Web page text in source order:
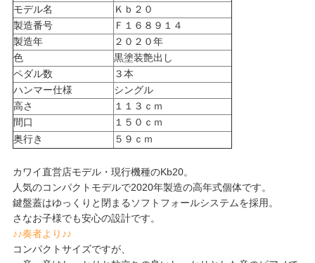
モデル名
Ｋｂ２０
製造番号
Ｆ１６８９１４
製造年
２０２０年
色
黒塗装艶出し
ペダル数
３本
ハンマー仕様
シングル
高さ
１１３ｃｍ
間口
１５０ｃｍ
奥行き
５９ｃｍ
カワイ直営店モデル・現行機種のKb20。
人気のコンパクトモデルで2020年製造の高年式個体です。
鍵盤蓋はゆっくりと閉まるソフトフォールシステムを採用。
さなお子様でも安心の設計です。
♪♪奏者より♪♪
コンパクトサイズですが、